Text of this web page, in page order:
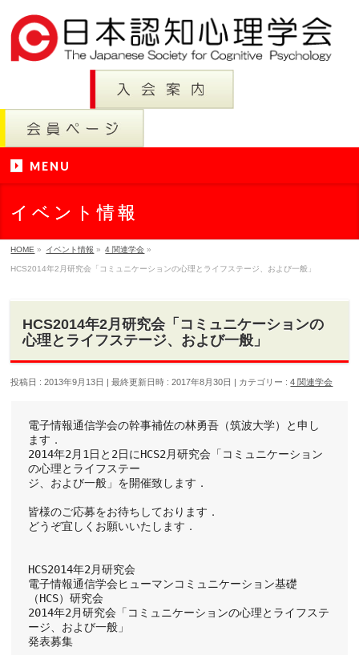
MENU
イベント情報
HOME » イベント情報 » 4 関連学会 »
HCS2014年2月研究会「コミュニケーションの心理とライフステージ、および一般」
HCS2014年2月研究会「コミュニケーションの
心理とライフステージ、および一般」
投稿日 : 2013年9月13日 最終更新日時 : 2017年8月30日 カテゴリー :4 関連学会
電子情報通信学会の幹事補佐の林勇吾（筑波大学）と申し
ます．
2014年2月1日と2日にHCS2月研究会「コミュニケーション
の心理とライフステー
ジ、および一般」を開催致します．
皆様のご応募をお待ちしております．
どうぞ宜しくお願いいたします．
HCS2014年2月研究会
電子情報通信学会ヒューマンコミュニケーション基礎
（HCS）研究会
2014年2月研究会「コミュニケーションの心理とライフステ
ージ、および一般」
発表募集